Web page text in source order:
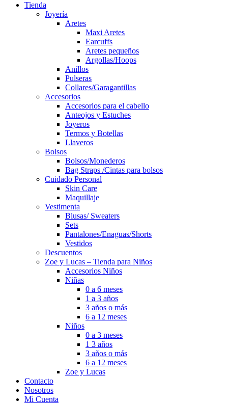
Tienda
Joyería
Aretes
Maxi Aretes
Earcuffs
Aretes pequeños
Argollas/Hoops
Anillos
Pulseras
Collares/Garagantillas
Accesorios
Accesorios para el cabello
Anteojos y Estuches
Joyeros
Termos y Botellas
Llaveros
Bolsos
Bolsos/Monederos
Bag Straps /Cintas para bolsos
Cuidado Personal
Skin Care
Maquillaje
Vestimenta
Blusas/ Sweaters
Sets
Pantalones/Enaguas/Shorts
Vestidos
Descuentos
Zoe y Lucas – Tienda para Niños
Accesorios Niños
Niñas
0 a 6 meses
1 a 3 años
3 años o más
6 a 12 meses
Niños
0 a 3 meses
1 3 años
3 años o más
6 a 12 meses
Zoe y Lucas
Contacto
Nosotros
Mi Cuenta